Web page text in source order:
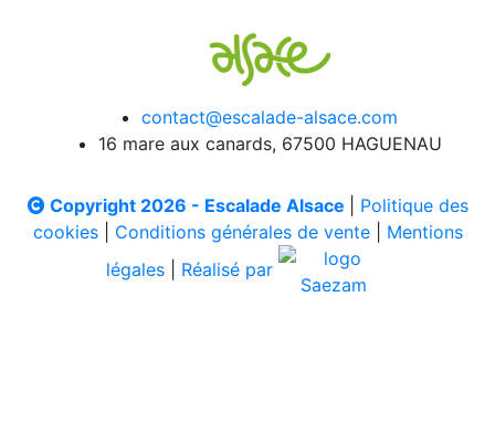
contact@escalade-alsace.com
16 mare aux canards, 67500 HAGUENAU
Copyright 2026 - Escalade Alsace
Politique des
cookies| Conditions générales de vente| Mentions
légales
Réalisé par